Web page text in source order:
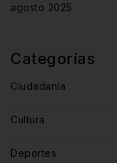
agosto 2025
Categorías
Ciudadanía
Cultura
Deportes